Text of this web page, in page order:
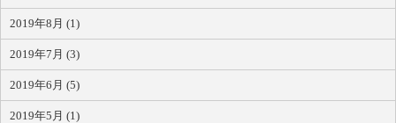
2019年8月 (1)
2019年7月 (3)
2019年6月 (5)
2019年5月 (1)